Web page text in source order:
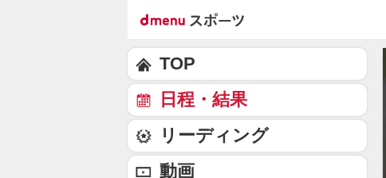
TOP
日程・結果
リーディング
動画